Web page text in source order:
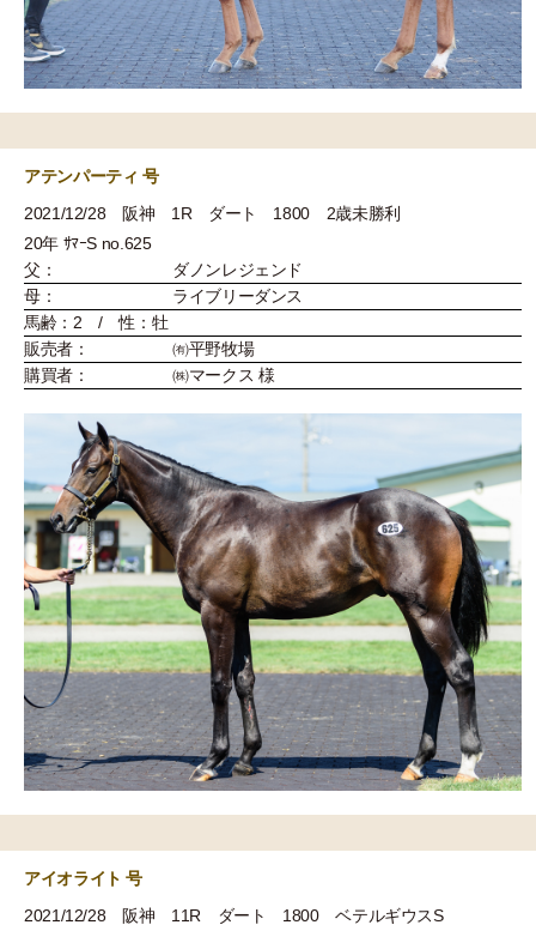
アテンパーティ 号
2021/12/28 阪神 1R ダート 1800 2歳未勝利
20年 ｻﾏｰS no.625
父：
ダノンレジェンド
母：
ライブリーダンス
馬齢：2 / 性：牡
販売者：
㈲平野牧場
購買者：
㈱マークス 様
アイオライト 号
2021/12/28 阪神 11R ダート 1800 ベテルギウスS